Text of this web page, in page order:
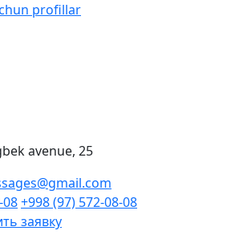
profillar
avenue, 25
08+998 (97) 572-08-08
заявку